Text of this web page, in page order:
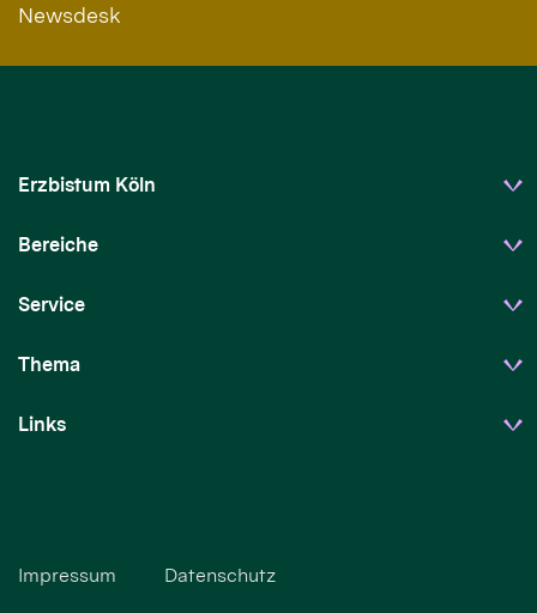
Newsdesk
Erzbistum Köln
Bereiche
Service
Thema
Links
Impressum Datenschutz